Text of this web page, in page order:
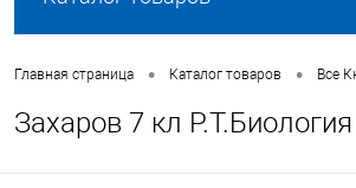
Главная страница • Каталог товаров • Все
Захаров 7 кл Р.Т.Биология